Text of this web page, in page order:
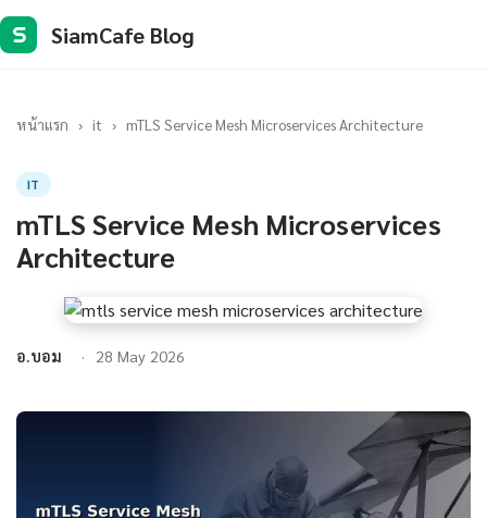
S SiamCafe Blog
หน้าแรก › it › mTLS Service Mesh Microservices Architecture
IT
mTLS Service Mesh Microservices
Architecture
อ.บอม 28 May 2026